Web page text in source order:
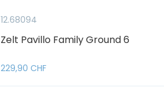
12.68094
Zelt Pavillo Family Ground 6
229,90 CHF